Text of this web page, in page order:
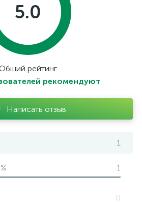
5.0
рейтинг
рекомендуют
Написать отзыв
1
1
0